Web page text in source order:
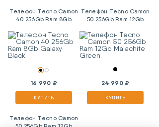
Телефон Tecno Camon
40 256Gb Ram 8Gb
16 990 ₽
КУПИТЬ
Телефон Tecno Camon
50 256Gb Ram 12Gb
24 990 ₽
КУПИТЬ
Телефон Tecno Camon